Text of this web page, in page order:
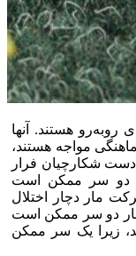
روبه‌رو هستند. آنها
مواجه هستند،
دست شکارچیان فرار
دو سر ممکن است
مار دچار اختلال
مار دو سر ممکن است
زیرا یک سر ممکن